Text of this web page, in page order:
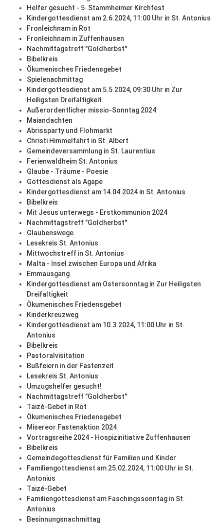
Helfer gesucht - 5. Stammheimer Kirchfest
Kindergottesdienst am 2.6.2024, 11:00 Uhr in St. Antonius
Fronleichnam in Rot
Fronleichnam in Zuffenhausen
Nachmittagstreff "Goldherbst"
Bibelkreis
Ökumenisches Friedensgebet
Spielenachmittag
Kindergottesdienst am 5.5.2024, 09:30 Uhr in Zur
Heiligsten Dreifaltigkeit
Außerordentlicher missio-Sonntag 2024
Maiandachten
Abrissparty und Flohmarkt
Christi Himmelfahrt in St. Albert
Gemeindeversammlung in St. Laurentius
Ferienwaldheim St. Antonius
Glaube - Träume - Poesie
Gottesdienst als Agape
Kindergottesdienst am 14.04.2024 in St. Antonius
Bibelkreis
Mit Jesus unterwegs - Erstkommunion 2024
Nachmittagstreff "Goldherbst"
Glaubenswege
Lesekreis St. Antonius
Mittwochstreff in St. Antonius
Malta - Insel zwischen Europa und Afrika
Emmausgang
Kindergottesdienst am Ostersonntag in Zur Heiligsten
Dreifaltigkeit
Ökumenisches Friedensgebet
Kinderkreuzweg
Kindergottesdienst am 10.3.2024, 11:00 Uhr in St.
Antonius
Bibelkreis
Pastoralvisitation
Bußfeiern in der Fastenzeit
Lesekreis St. Antonius
Umzugshelfer gesucht!
Nachmittagstreff "Goldherbst"
Taizé-Gebet in Rot
Ökumenisches Friedensgebet
Misereor Fastenaktion 2024
Vortragsreihe 2024 - Hospizinitiative Zuffenhausen
Bibelkreis
Gemeindegottesdienst für Familien und Kinder
Familiengottesdienst am 25.02.2024, 11:00 Uhr in St.
Antonius
Taizé-Gebet
Familiengottesdienst am Faschingssonntag in St.
Antonius
Besinnungsnachmittag